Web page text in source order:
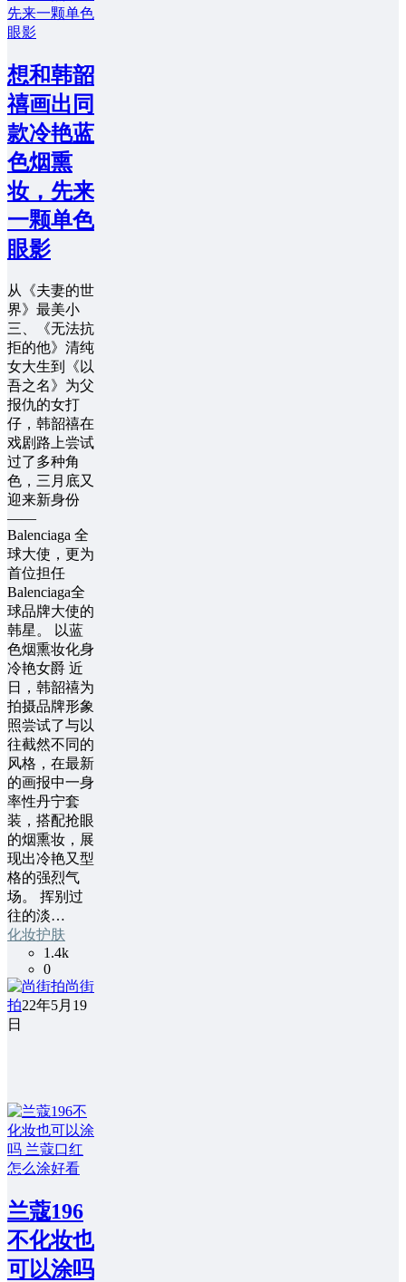
想和韩韶
禧画出同
款冷艳蓝
色烟熏
妆，先来
一颗单色
眼影
从《夫妻的世
界》最美小
三、《无法抗
拒的他》清纯
女大生到《以
吾之名》为父
报仇的女打
仔，韩韶禧在
戏剧路上尝试
过了多种角
色，三月底又
迎来新身份
——
Balenciaga 全
球大使，更为
首位担任
Balenciaga全
球品牌大使的
韩星。 以蓝
色烟熏妆化身
冷艳女爵 近
日，韩韶禧为
拍摄品牌形象
照尝试了与以
往截然不同的
风格，在最新
的画报中一身
率性丹宁套
装，搭配抢眼
的烟熏妆，展
现出冷艳又型
格的强烈气
场。 挥别过
往的淡…
化妆护肤
1.4k
0
尚街
拍22年5月19
日
兰蔻196
不化妆也
可以涂吗